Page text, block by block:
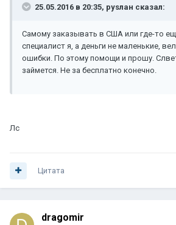
25.05.2016 в 20:35, руsлан сказал:
Самому заказывать в США или где-то
специалист я, а деньги не маленькие,
ошибки. По этому помощи и прошу.
займется. Не за бесплатно конечно.
Лс
Цитата
dragomir